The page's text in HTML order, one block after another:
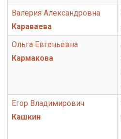
Валерия Александровна
Караваева
Ольга Евгеньевна
Кармакова
Егор Владимирович
Кашкин